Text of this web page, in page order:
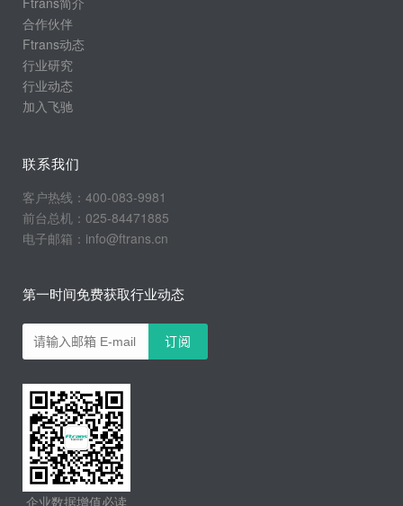
合作伙伴
Ftrans动态
行业研究
行业动态
加入飞驰
联系我们
客户热线：400-083-9981
前台总机：025-84471885
电子邮箱：info@ftrans.cn
第一时间免费获取行业动态
企业数据增值必读